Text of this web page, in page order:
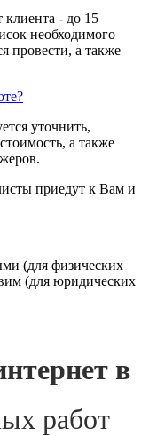
клиента - до 15
необходимого
провести, а также
уточнить,
а также
приедут к Вам и
(для физических
(для юридических
в
работ